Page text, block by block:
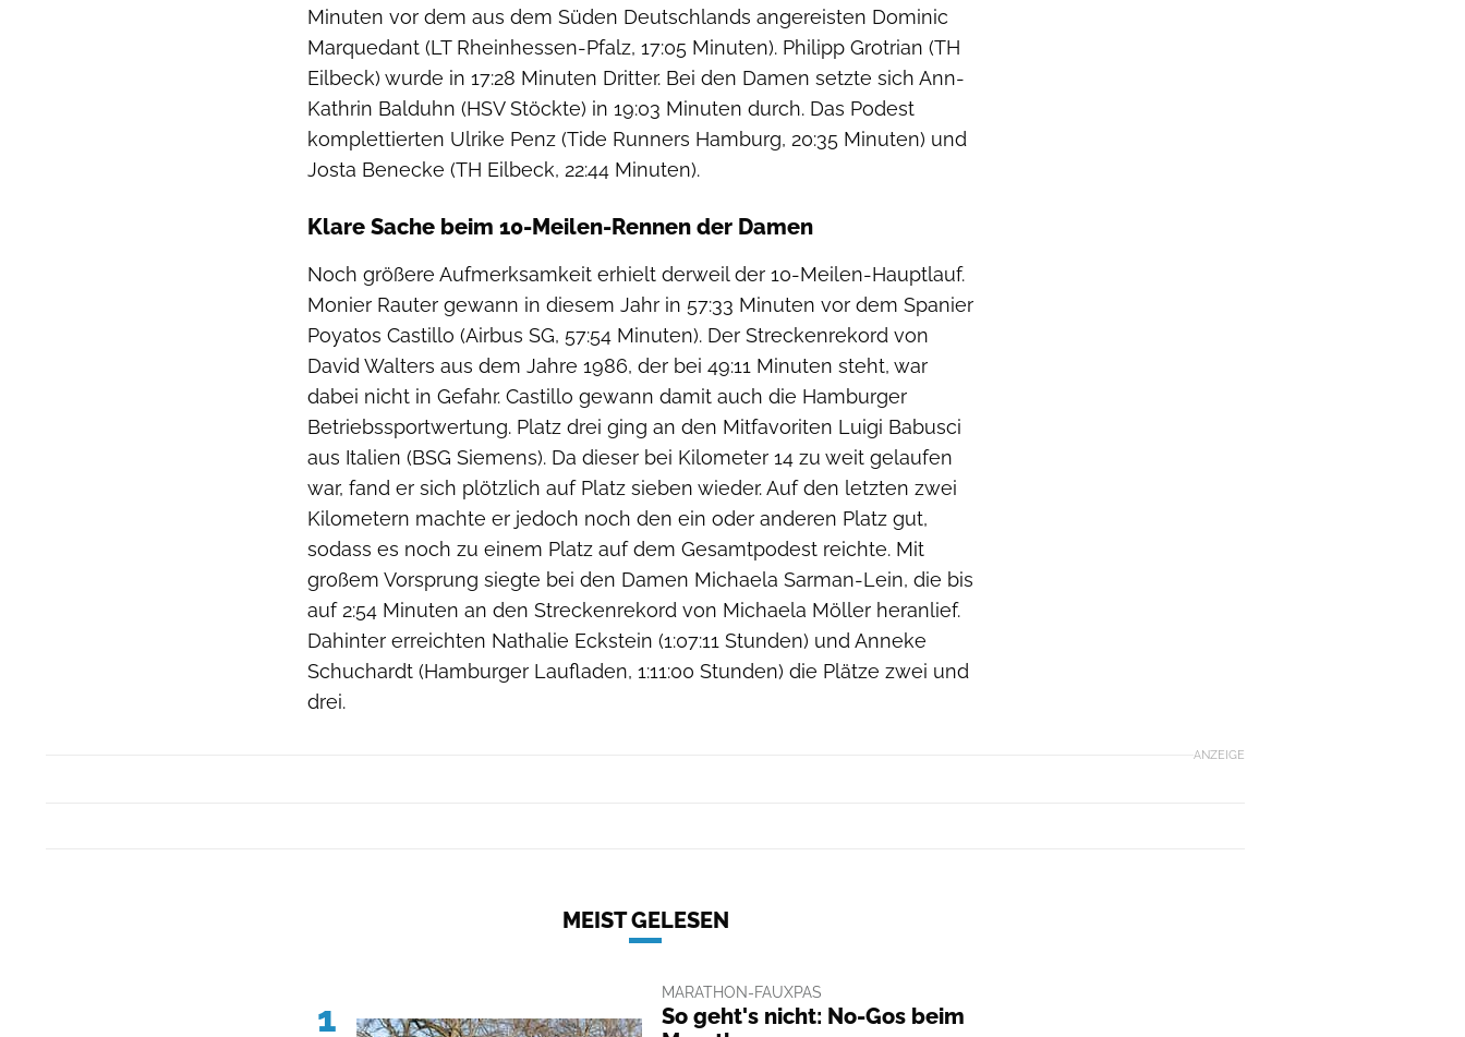
Minuten vor dem aus dem Süden Deutschlands angereisten Dominic
Marquedant (LT Rheinhessen-Pfalz, 17:05 Minuten). Philipp Grotrian (TH
Eilbeck) wurde in 17:28 Minuten Dritter. Bei den Damen setzte sich Ann-
Kathrin Balduhn (HSV Stöckte) in 19:03 Minuten durch. Das Podest
komplettierten Ulrike Penz (Tide Runners Hamburg, 20:35 Minuten) und
Josta Benecke (TH Eilbeck, 22:44 Minuten).
Klare Sache beim 10-Meilen-Rennen der Damen
Noch größere Aufmerksamkeit erhielt derweil der 10-Meilen-Hauptlauf.
Monier Rauter gewann in diesem Jahr in 57:33 Minuten vor dem Spanier
Poyatos Castillo (Airbus SG, 57:54 Minuten). Der Streckenrekord von
David Walters aus dem Jahre 1986, der bei 49:11 Minuten steht, war
dabei nicht in Gefahr. Castillo gewann damit auch die Hamburger
Betriebssportwertung. Platz drei ging an den Mitfavoriten Luigi Babusci
aus Italien (BSG Siemens). Da dieser bei Kilometer 14 zu weit gelaufen
war, fand er sich plötzlich auf Platz sieben wieder. Auf den letzten zwei
Kilometern machte er jedoch noch den ein oder anderen Platz gut,
sodass es noch zu einem Platz auf dem Gesamtpodest reichte. Mit
großem Vorsprung siegte bei den Damen Michaela Sarman-Lein, die bis
auf 2:54 Minuten an den Streckenrekord von Michaela Möller heranlief.
Dahinter erreichten Nathalie Eckstein (1:07:11 Stunden) und Anneke
Schuchardt (Hamburger Laufladen, 1:11:00 Stunden) die Plätze zwei und
drei.
ANZEIGE
MEIST GELESEN
1
MARATHON-FAUXPAS
So geht's nicht: No-Gos beim